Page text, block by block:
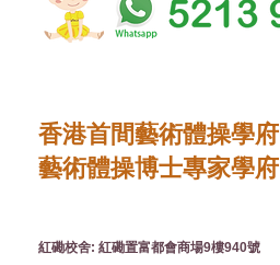
香港首間藝術體操學府
藝術體操博士專家學府
紅磡校舍: 紅磡置富都會商場9樓940號